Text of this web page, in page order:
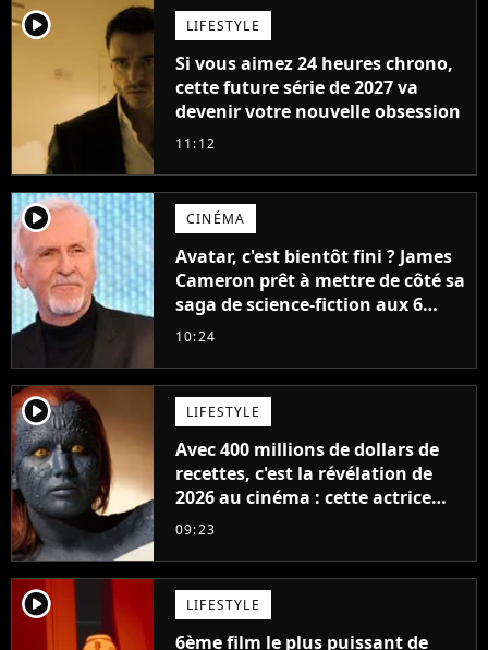
player2 LIFESTYLE
Si vous aimez 24 heures chrono,
cette future série de 2027 va
devenir votre nouvelle obsession
11:12
player2 CINÉMA
Avatar, c'est bientôt fini ? James
Cameron prêt à mettre de côté sa
saga de science-fiction aux 6
milliards de recettes
10:24
player2 LIFESTYLE
Avec 400 millions de dollars de
recettes, c'est la révélation de
2026 au cinéma : cette actrice
adorée prête à remplacer
09:23
player2 LIFESTYLE
6ème film le plus puissant de